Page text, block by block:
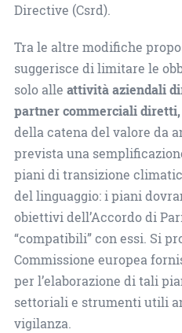
Directive (Csrd).
Tra le altre modifiche
suggerisce di limitare le
solo alle attività aziendali
partner commerciali diretti,
della catena del valore da
prevista una
piani di transizione
del linguaggio: i piani
obiettivi dell’Accordo di
“compatibili” con essi. Si
Commissione europea
per l’elaborazione di tali
settoriali e strumenti utili
vigilanza.